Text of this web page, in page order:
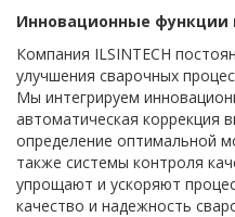
Инновационные функции
Компания ILSINTECH
улучшения сварочных
Мы интегрируем
автоматическая коррекция
определение оптимальной
также системы контроля
упрощают и ускоряют
качество и надежность